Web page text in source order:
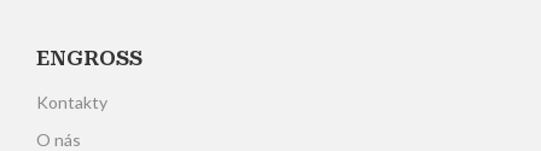
ENGROSS
Kontakty
O nás